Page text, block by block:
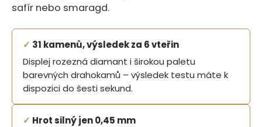
safír nebo smaragd.
✓ 31 kamenů, výsledek za 6 vteřin
Displej rozezná diamant i širokou paletu
barevných drahokamů – výsledek testu máte k
dispozici do šesti sekund.
✓ Hrot silný jen 0,45 mm